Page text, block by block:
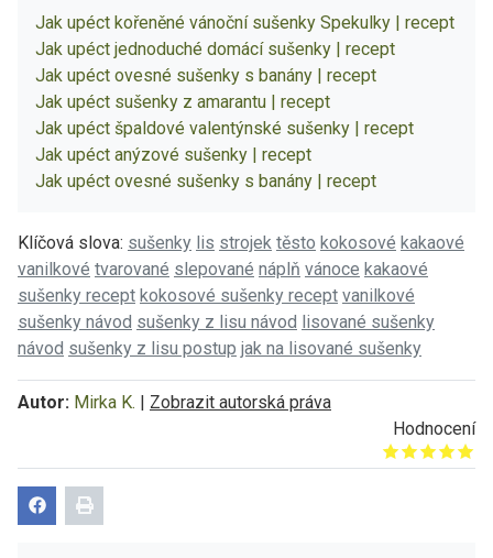
Jak upéct kořeněné vánoční sušenky Spekulky | recept
Jak upéct jednoduché domácí sušenky | recept
Jak upéct ovesné sušenky s banány | recept
Jak upéct sušenky z amarantu | recept
Jak upéct špaldové valentýnské sušenky | recept
Jak upéct anýzové sušenky | recept
Jak upéct ovesné sušenky s banány | recept
Klíčová slova: sušenky lis strojek těsto kokosové kakaové
vanilkové tvarované slepované náplň vánoce kakaové
sušenky recept kokosové sušenky recept vanilkové
sušenky návod sušenky z lisu návod lisované sušenky
návod sušenky z lisu postup jak na lisované sušenky
Autor: Mirka K. | Zobrazit autorská práva
Hodnocení
Give it 1/5
Give it 2/5
Give it 3/5
Give it 4/5
Give it 5/5